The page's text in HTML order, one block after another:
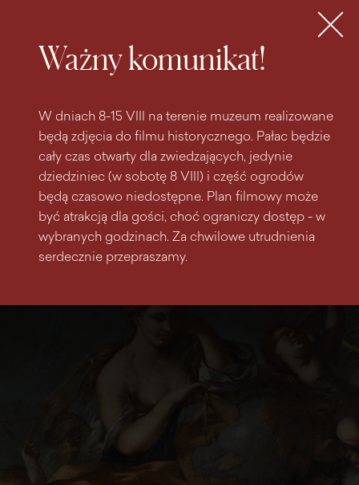
Ważny komunikat!
W dniach 8-15 VIII na terenie muzeum realizowane
będą zdjęcia do filmu historycznego. Pałac będzie
cały czas otwarty dla zwiedzających, jedynie
dziedziniec (w sobotę 8 VIII) i część ogrodów
będą czasowo niedostępne. Plan filmowy może
być atrakcją dla gości, choć ograniczy dostęp - w
wybranych godzinach. Za chwilowe utrudnienia
serdecznie przepraszamy.
MENU